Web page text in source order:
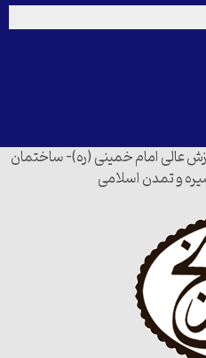
عالی امام خمینی (ره)- ساختمان
و تمدن اسلامی